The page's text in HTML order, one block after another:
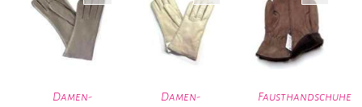
Damen-
Damen-
Fausthandschuhe